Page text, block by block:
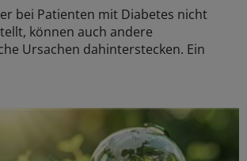
bei Patienten mit Diabetes nicht
können auch andere
Ursachen dahinterstecken. Ein